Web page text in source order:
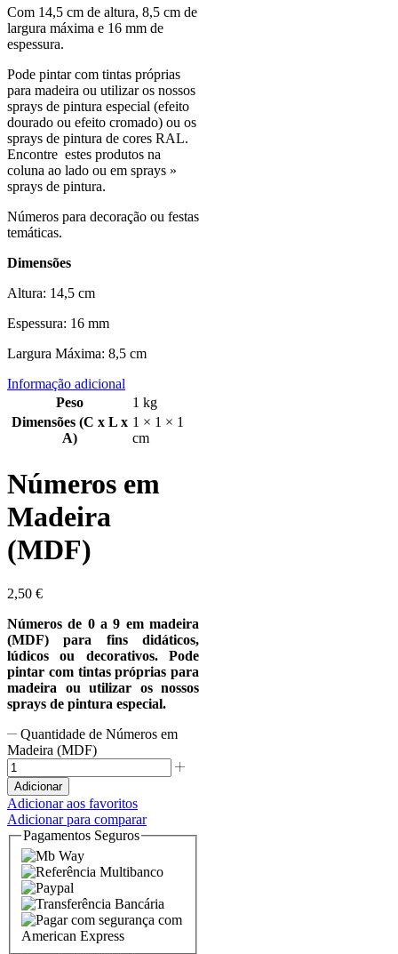
Com 14,5 cm de altura, 8,5 cm de
largura máxima e 16 mm de
espessura.
Pode pintar com tintas próprias
para madeira ou utilizar os nossos
sprays de pintura especial (efeito
dourado ou efeito cromado) ou os
sprays de pintura de cores RAL.
Encontre estes produtos na
coluna ao lado ou em sprays »
sprays de pintura.
Números para decoração ou festas
temáticas.
Dimensões
Altura: 14,5 cm
Espessura: 16 mm
Largura Máxima: 8,5 cm
Informação adicional
Peso
1 kg
Dimensões (C x L x
A)
1 × 1 × 1
cm
Números em
Madeira
(MDF)
2,50 €
Números de 0 a 9 em madeira
(MDF) para fins didáticos,
lúdicos ou decorativos. Pode
pintar com tintas próprias para
madeira ou utilizar os nossos
sprays de pintura especial.
Quantidade de Números em
Madeira (MDF)
Adicionar
Adicionar aos favoritos
Adicionar para comparar
Pagamentos Seguros